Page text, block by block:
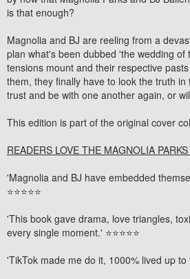
is that enough?
Magnolia and BJ are reeling from a
plan what's been dubbed 'the wedding of
tensions mount and their respective
them, they finally have to look the truth
trust and be with one another again, or
This edition is part of the original cover
READERS LOVE THE MAGNOLIA
'Magnolia and BJ have embedded
⭐⭐⭐⭐⭐
'This book gave drama, love triangles,
every single moment.' ⭐⭐⭐⭐⭐
'TikTok made me do it, 1000% lived up to